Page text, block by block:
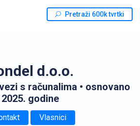
Pretraži 600k tvrtki
d.o.o.
s računalima • osnovano
2025. godine
Vlasnici